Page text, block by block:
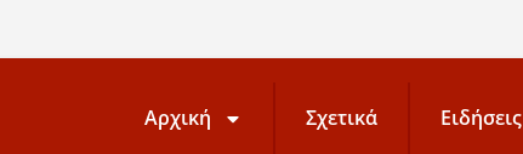
Αρχική Σχετικά Ειδήσεις